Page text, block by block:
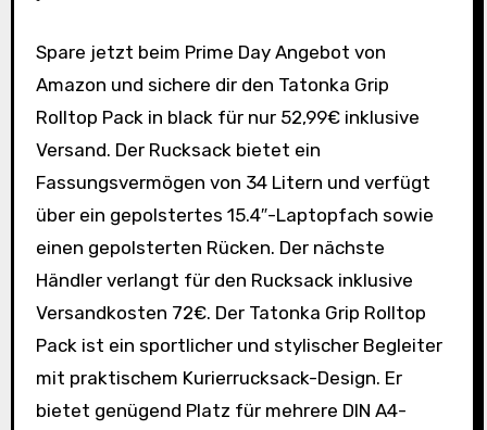
Spare jetzt beim Prime Day Angebot von
Amazon und sichere dir den Tatonka Grip
Rolltop Pack in black für nur 52,99€ inklusive
Versand. Der Rucksack bietet ein
Fassungsvermögen von 34 Litern und verfügt
über ein gepolstertes 15.4″-Laptopfach sowie
einen gepolsterten Rücken. Der nächste
Händler verlangt für den Rucksack inklusive
Versandkosten 72€. Der Tatonka Grip Rolltop
Pack ist ein sportlicher und stylischer Begleiter
mit praktischem Kurierrucksack-Design. Er
bietet genügend Platz für mehrere DIN A4-